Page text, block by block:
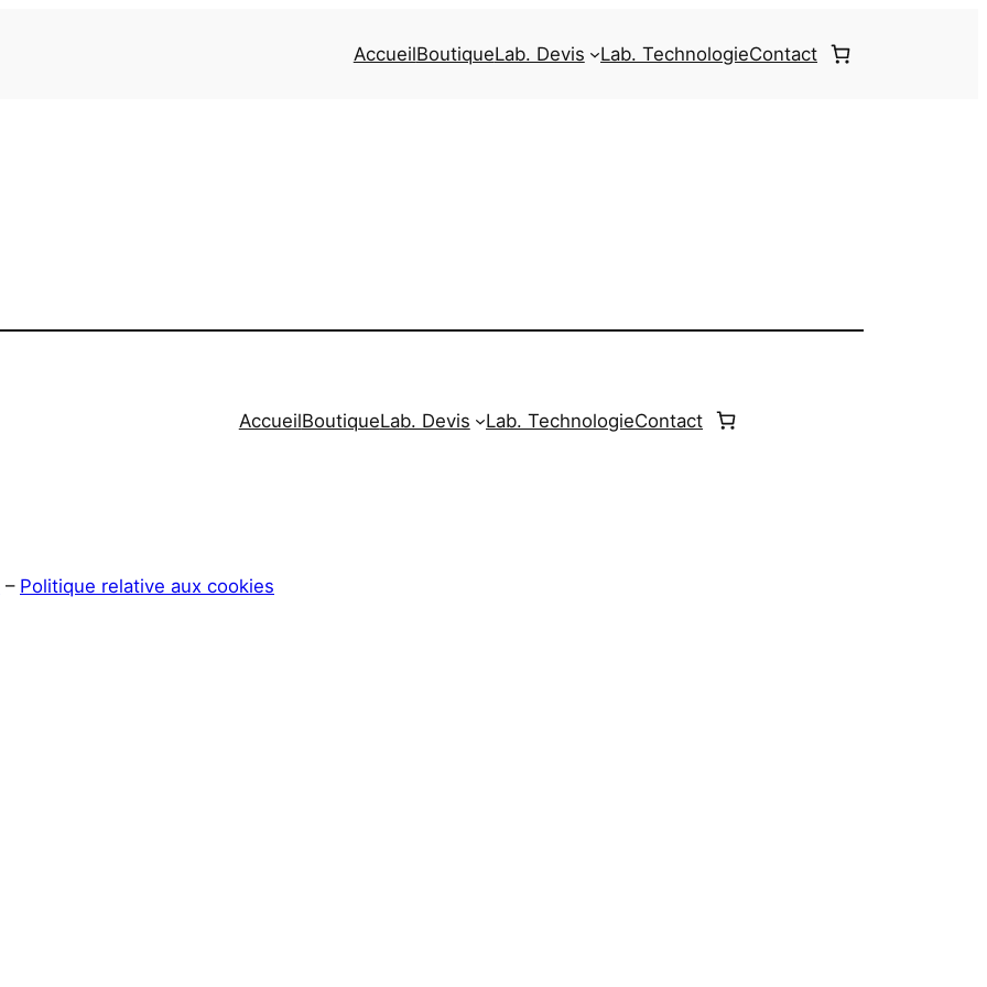
AccueilBoutiqueLab. Devis Lab. TechnologieContact
AccueilBoutiqueLab. Devis Lab. TechnologieContact
– Politique relative aux cookies